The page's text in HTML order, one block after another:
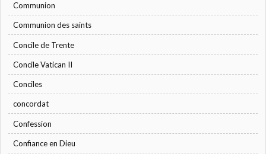
Communion
Communion des saints
Concile de Trente
Concile Vatican II
Conciles
concordat
Confession
Confiance en Dieu